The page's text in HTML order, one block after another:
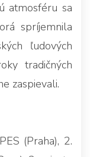
atmosféru sa
spríjemnila
ľudových
tradičných
zaspievali.
(Praha), 2.